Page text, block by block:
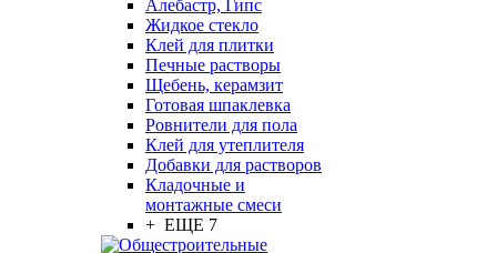
Алебастр, Гипс
Жидкое стекло
Клей для плитки
Печные растворы
Щебень, керамзит
Готовая шпаклевка
Ровнители для пола
Клей для утеплителя
Добавки для растворов
Кладочные и
монтажные смеси
+ ЕЩЕ 7